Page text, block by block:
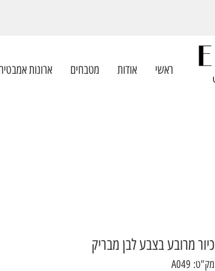
ראשי אודות מטבחים ארונות
כיור מרובע בצבע לבן מבריק
מק"ט: A049